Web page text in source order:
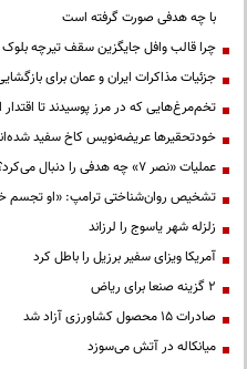
با چه هدفی صورت گرفته است
چرا قالب وافل جایگزین سقف تیرچه
جزئیات مذاکرات ایران و عمان برای
تخم‌مرغ‌هایی که در مرز پوسیدند تا اقتدار
خودتحقیرها عریضه‌نویس کاخ سفید
عملیات «نصر ۷» چه هدفی را دنبال می‌کرد؟
تشخیص روان‌شناختی ترامپ: «او
زلزله شهر یاسوج را لرزاند
آمریکا ویزای سفیر برزیل را باطل کرد
۲ گزینه صنعا برای ریاض
صادرات ۱۵ محصول کشاورزی آزاد شد
میانکاله در آتش می‌سوزد